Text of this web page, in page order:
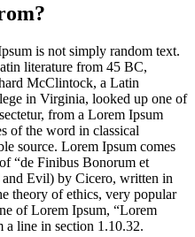
is not simply random text.
literature from 45 BC,
McClintock, a Latin
in Virginia, looked up one of
from a Lorem Ipsum
of the word in classical
source. Lorem Ipsum comes
“de Finibus Bonorum et
Evil) by Cicero, written in
theory of ethics, very popular
of Lorem Ipsum, “Lorem
a line in section 1.10.32.